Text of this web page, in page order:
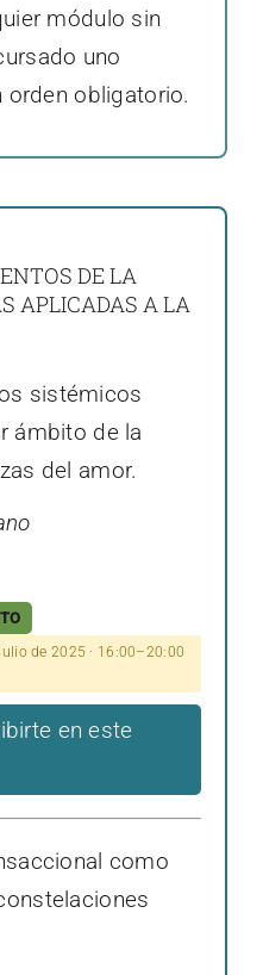
módulo sin
uno
orden obligatorio.
DE LA
APLICADAS A LA
sistémicos
ámbito de la
del amor.
de 2025 · 16:00–20:00
en este
como